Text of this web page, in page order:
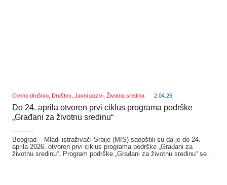
Civilno društvo, Društvo, Javni pozivi, Životna sredina 2.04.26
Do 24. aprila otvoren prvi ciklus programa podrške
„Građani za životnu sredinu“
Beograd – Mladi istraživači Srbije (MIS) saopštili su da je do 24.
aprila 2026. otvoren prvi ciklus programa podrške „Građani za
životnu sredinu“. Program podrške „Građani za životnu sredinu“ se…